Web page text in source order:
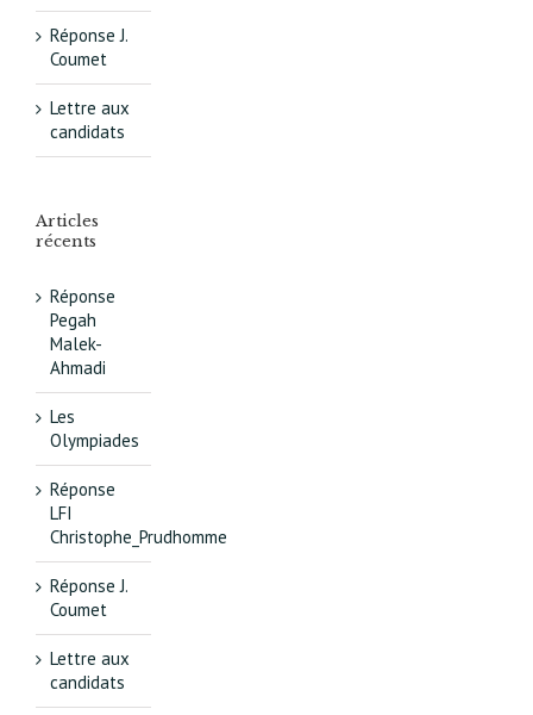
Réponse J.
Coumet
Lettre aux
candidats
Articles
récents
Réponse
Pegah
Malek-
Ahmadi
Les
Olympiades
Réponse
LFI
Christophe_Prudhomme
Réponse J.
Coumet
Lettre aux
candidats